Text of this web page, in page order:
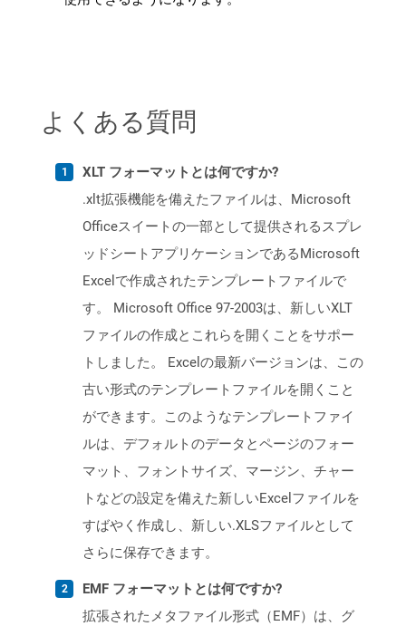
よくある質問
XLT フォーマットとは何ですか?
.xlt拡張機能を備えたファイルは、Microsoft
Officeスイートの一部として提供されるスプレ
ッドシートアプリケーションであるMicrosoft
Excelで作成されたテンプレートファイルで
す。 Microsoft Office 97-2003は、新しいXLT
ファイルの作成とこれらを開くことをサポー
トしました。 Excelの最新バージョンは、この
古い形式のテンプレートファイルを開くこと
ができます。このようなテンプレートファイ
ルは、デフォルトのデータとページのフォー
マット、フォントサイズ、マージン、チャー
トなどの設定を備えた新しいExcelファイルを
すばやく作成し、新しい.XLSファイルとして
さらに保存できます。
EMF フォーマットとは何ですか?
拡張されたメタファイル形式（EMF）は、グ